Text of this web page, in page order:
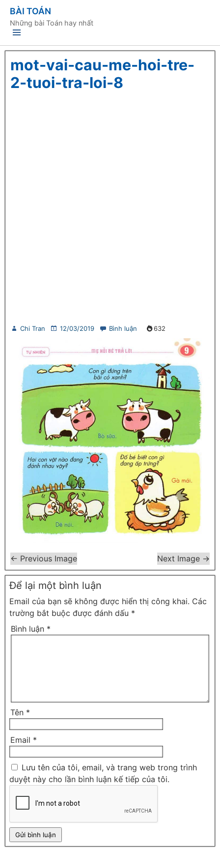
BÀI TOÁN
Những bài Toán hay nhất
mot-vai-cau-me-hoi-tre-
2-tuoi-tra-loi-8
Chi Tran 12/03/2019 Bình luận 632
← Previous Image Next Image →
Để lại một bình luận
Email của bạn sẽ không được hiển thị công khai. Các
trường bắt buộc được đánh dấu *
Bình luận *
Tên *
Email *
Lưu tên của tôi, email, và trang web trong trình
duyệt này cho lần bình luận kế tiếp của tôi.